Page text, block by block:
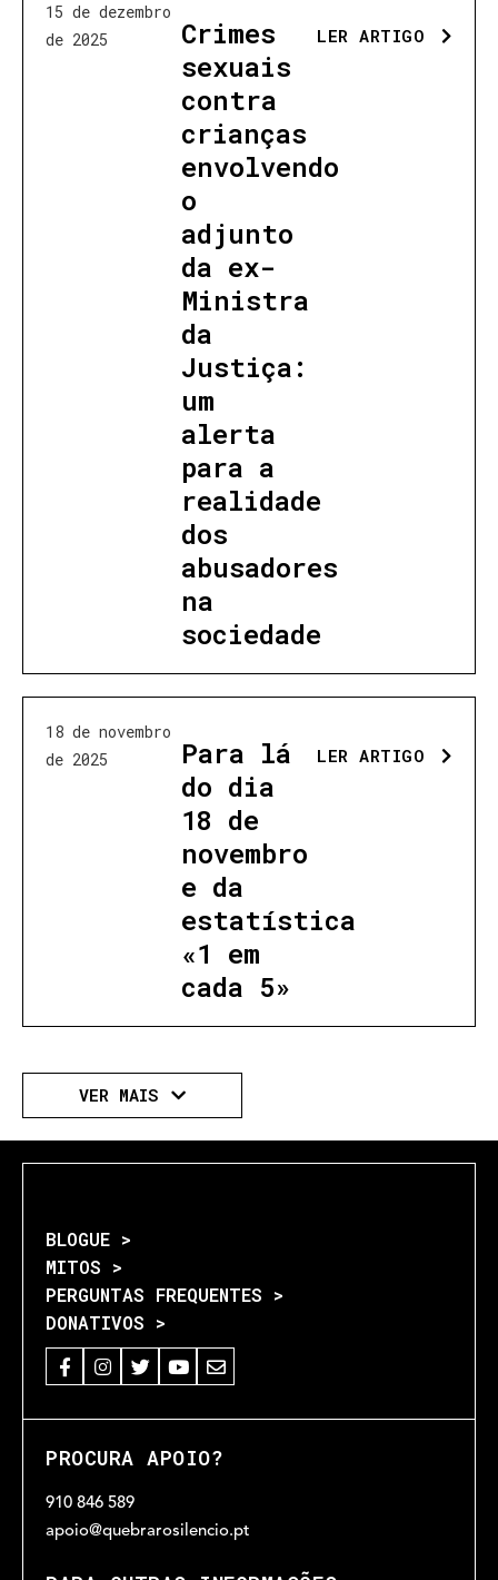
15 de dezembro
de 2025
Crimes
sexuais
contra
crianças
envolvendo
o
adjunto
da ex-
Ministra
da
Justiça:
um
alerta
para a
realidade
dos
abusadores
na
sociedade
LER ARTIGO
18 de novembro
de 2025
Para lá
do dia
18 de
novembro
e da
estatística
«1 em
cada 5»
LER ARTIGO
VER MAIS
BLOGUE >
MITOS >
PERGUNTAS FREQUENTES >
DONATIVOS >
PROCURA APOIO?
910 846 589
apoio@quebrarosilencio.pt